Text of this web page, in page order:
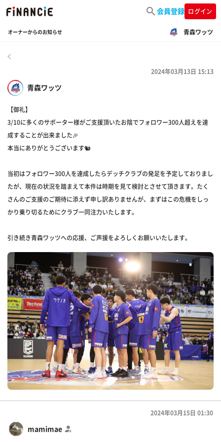
会員登録 ログイン
オーナーからのお知らせ 青森ワッツ
青森ワッツ
2024年03月13日 15:13
【御礼】
3/10に多くのサポーター様がご支援頂いたお陰でフォロワー300人超えを達
成することが出来ました🎉
本当にありがとうございます🐿️
当初はフォロワー300人を達成したらデッチクラブの発足を予定しておりまし
たが、現在の状況を踏まえて本件は時期を見て検討とさせて頂きます。たく
さんのご支援のご期待に添えず申し訳ありませんが、まずはこの危機をしっ
かり乗り切るためにクラブ一同注力いたします。
引き続き青森ワッツへの応援、ご声援をよろしくお願いいたします。
mamimae
2024年03月15日 01:30